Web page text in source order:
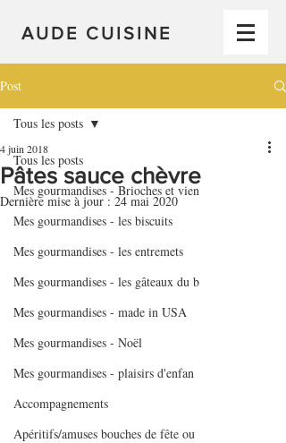
AUDE CUISINE
Post
Tous les posts
Mes gourmandises - Brioches et vien
Mes gourmandises - les biscuits
Mes gourmandises - les entremets
Mes gourmandises - les gâteaux du b
Mes gourmandises - made in USA
Mes gourmandises - Noël
Mes gourmandises - plaisirs d'enfan
Accompagnements
Apéritifs/amuses bouches de fête ou
Tous les posts
Pâtes sauce chèvre
4 juin 2018
Dernière mise à jour : 24 mai 2020